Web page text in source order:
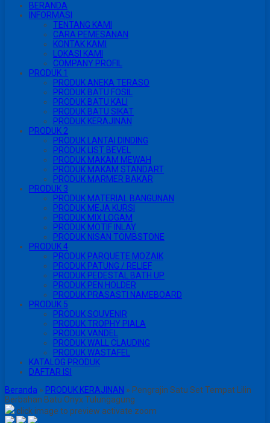
BERANDA
INFORMASI
TENTANG KAMI
CARA PEMESANAN
KONTAK KAMI
LOKASI KAMI
COMPANY PROFIL
PRODUK 1
PRODUK ANEKA TERASO
PRODUK BATU FOSIL
PRODUK BATU KALI
PRODUK BATU SIKAT
PRODUK KERAJINAN
PRODUK 2
PRODUK LANTAI DINDING
PRODUK LIST BEVEL
PRODUK MAKAM MEWAH
PRODUK MAKAM STANDART
PRODUK MARMER BAKAR
PRODUK 3
PRODUK MATERIAL BANGUNAN
PRODUK MEJA KURSI
PRODUK MIX LOGAM
PRODUK MOTIF INLAY
PRODUK NISAN TOMBSTONE
PRODUK 4
PRODUK PARQUETE MOZAIK
PRODUK PATUNG / RELIEF
PRODUK PEDESTAL BATH UP
PRODUK PEN HOLDER
PRODUK PRASASTI NAMEBOARD
PRODUK 5
PRODUK SOUVENIR
PRODUK TROPHY PIALA
PRODUK VANDEL
PRODUK WALL CLAUDING
PRODUK WASTAFEL
KATALOG PRODUK
DAFTAR ISI
Beranda » PRODUK KERAJINAN » Pengrajin Satu Set Tempat Lilin
Berbahan Batu Onyx Tulungagung
click image to preview activate zoom